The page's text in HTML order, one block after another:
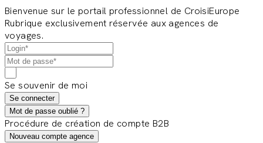
Bienvenue sur le portail professionnel de CroisiEurope
Rubrique exclusivement réservée aux agences de
voyages.
Se souvenir de moi
Se connecter
Mot de passe oublié ?
Procédure de création de compte B2B
Nouveau compte agence